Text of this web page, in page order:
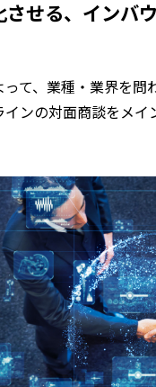
させる、インバ
て、業種・業界を
ンの対面商談をメ